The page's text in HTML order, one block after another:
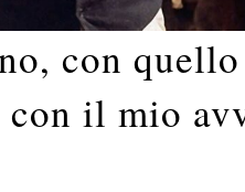
con
il mio